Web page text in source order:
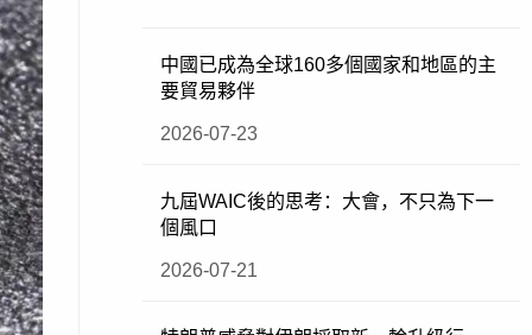
中國已成為全球160多個國家和地區的主
要貿易夥伴
2026-07-23
九屆WAIC後的思考：大會，不只為下一
個風口
2026-07-21